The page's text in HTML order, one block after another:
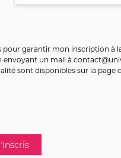
garantir mon inscription à
un mail à
sont disponibles sur la page